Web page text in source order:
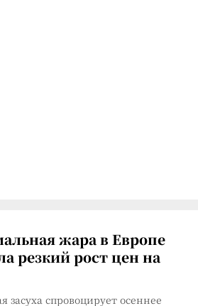
жара в Европе
резкий рост цен на
засуха спровоцирует осеннее